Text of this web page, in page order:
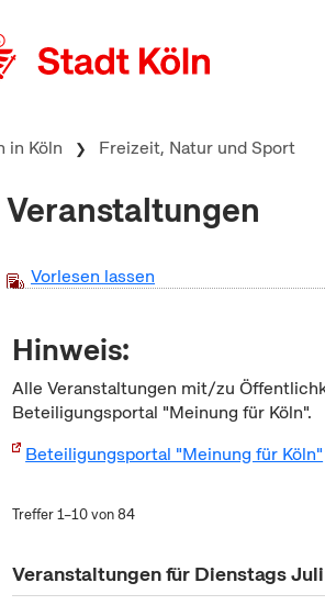
in Köln Freizeit, Natur und Sport
Veranstaltungen
Vorlesen lassen
Hinweis:
Alle Veranstaltungen mit/zu
Beteiligungsportal "Meinung für Köln".
Beteiligungsportal "Meinung für Köln"
Treffer 1–10 von 84
Veranstaltungen für Dienstags